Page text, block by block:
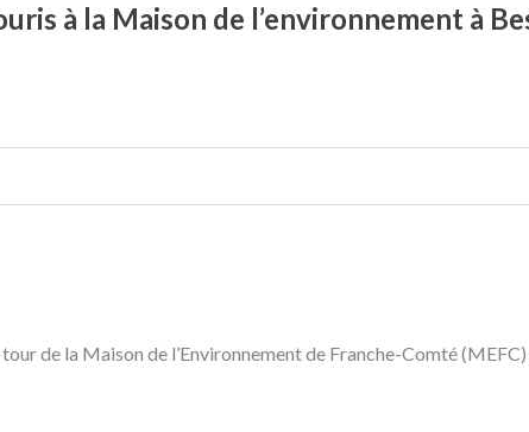
à la Maison de l’environnement à
de la Maison de l’Environnement de Franche-Comté